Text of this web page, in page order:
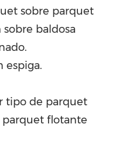
sobre parquet
baldosa
espiga.
tipo de parquet
parquet flotante